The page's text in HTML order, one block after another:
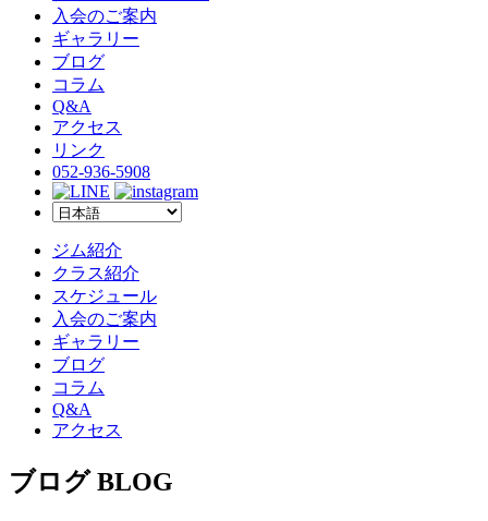
入会のご案内
ギャラリー
ブログ
コラム
Q&A
アクセス
リンク
052-936-5908
ジム紹介
クラス紹介
スケジュール
入会のご案内
ギャラリー
ブログ
コラム
Q&A
アクセス
ブログ BLOG